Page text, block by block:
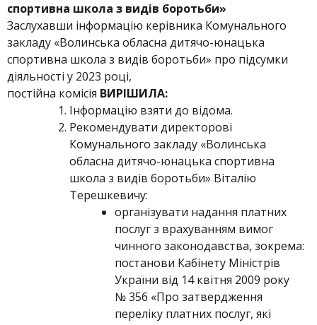
спортивна школа з видів боротьби»
Заслухавши інформацію керівника Комунального
закладу «Волинська обласна дитячо-юнацька
спортивна школа з видів боротьби» про підсумки
діяльності у 2023 році,
постійна комісія ВИРІШИЛА:
Інформацію взяти до відома.
Рекомендувати директорові
Комунального закладу «Волинська
обласна дитячо-юнацька спортивна
школа з видів боротьби» Віталію
Терешкевичу:
організувати надання платних
послуг з врахуванням вимог
чинного законодавства, зокрема:
постанови Кабінету Міністрів
України від 14 квітня 2009 року
№ 356 «Про затвердження
переліку платних послуг, які